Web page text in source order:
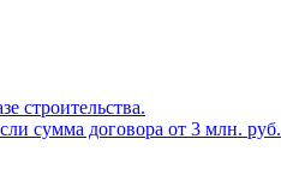
строительства.
сумма договора от 3 млн. руб.